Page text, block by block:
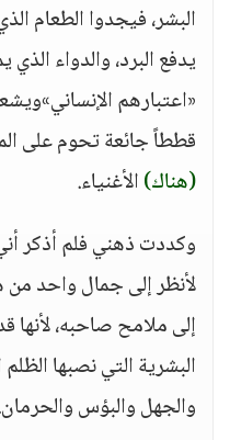
البشر، فيجدوا الطعام
يدفع البرد، والدواء
«اعتبارهم
قططاً جائعة تحوم على
(هناك)الأغنياء.
وكددت ذهني فلم أذكر
لأنظر إلى جمال واحد من
إلى ملامح صاحبه، لأنها
البشرية التي نصبها
والجهل والبؤس